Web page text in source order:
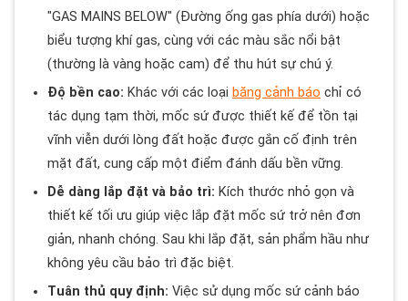
"GAS MAINS BELOW" (Đường ống gas phía dưới) hoặc
biểu tượng khí gas, cùng với các màu sắc nổi bật
(thường là vàng hoặc cam) để thu hút sự chú ý.
Độ bền cao: Khác với các loại băng cảnh báo chỉ có
tác dụng tạm thời, mốc sứ được thiết kế để tồn tại
vĩnh viễn dưới lòng đất hoặc được gắn cố định trên
mặt đất, cung cấp một điểm đánh dấu bền vững.
Dễ dàng lắp đặt và bảo trì: Kích thước nhỏ gọn và
thiết kế tối ưu giúp việc lắp đặt mốc sứ trở nên đơn
giản, nhanh chóng. Sau khi lắp đặt, sản phẩm hầu như
không yêu cầu bảo trì đặc biệt.
Tuân thủ quy định: Việc sử dụng mốc sứ cảnh báo